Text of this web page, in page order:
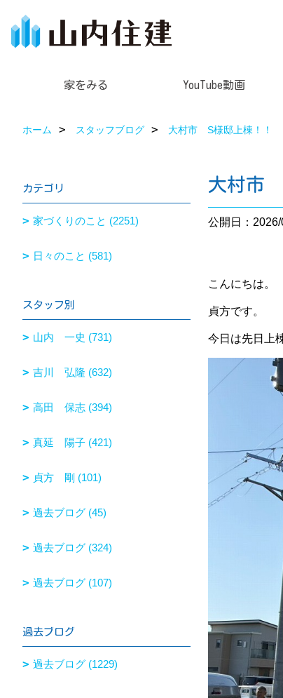
家をみる YouTube動画
ホーム スタッフブログ 大村市 S様邸上棟！！
大村市
公開日：
こんにちは。
貞方です。
今日は先日上
カテゴリ
家づくりのこと (2251)
日々のこと (581)
スタッフ別
山内 一史 (731)
吉川 弘隆 (632)
高田 保志 (394)
真延 陽子 (421)
貞方 剛 (101)
過去ブログ (45)
過去ブログ (324)
過去ブログ (107)
過去ブログ
過去ブログ (1229)